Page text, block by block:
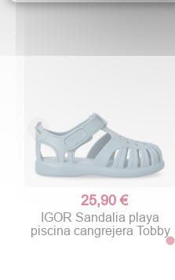
25,90 €
IGOR Sandalia playa
piscina cangrejera Tobby